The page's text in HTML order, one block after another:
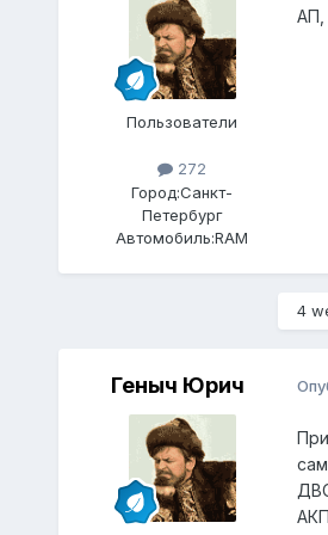
Пользователи
272
Город:Санкт-
Петербург
Автомобиль:RAM
АП,
4
Геныч Юрич